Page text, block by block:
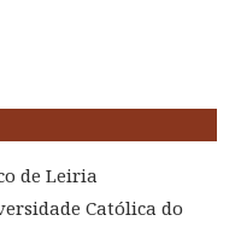
de Leiria
Católica do